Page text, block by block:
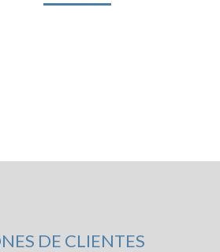
DE CLIENTES